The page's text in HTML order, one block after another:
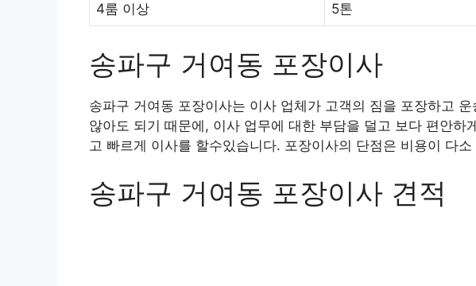
4룸 이상 5톤
송파구 거여동 포장이사
송파구 거여동 포장이사는 이사 업체가 고객의 짐을 포장하고
않아도 되기 때문에, 이사 업무에 대한 부담을 덜고 보다 편안
고 빠르게 이사를 할수있습니다. 포장이사의 단점은 비용이 다
송파구 거여동 포장이사 견적